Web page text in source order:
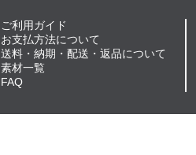
ご利用ガイド
お支払方法について
送料・納期・配送・返品について
素材一覧
FAQ